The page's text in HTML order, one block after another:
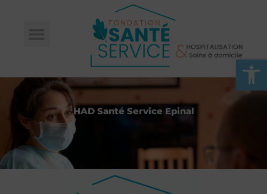
Ouvrir
HAD Santé Service Epinal